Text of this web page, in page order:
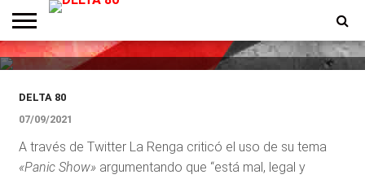
ENTREVISTAS
PREMIOS
PRODUCCIONES
PROGRAMACION
CONTACTO
HOMEPAGE
Enojo de La Renga por el uso
político de uno de sus temas
DELTA 80
07/09/2021
A través de Twitter La Renga criticó el uso de su tema
«Panic Show»argumentando que “está mal, legal y